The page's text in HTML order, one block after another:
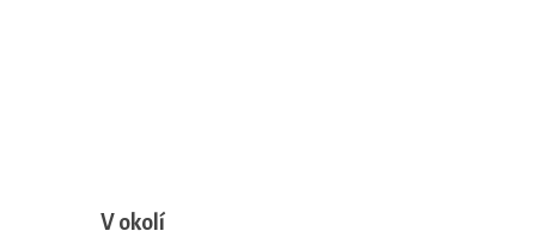
V okolí